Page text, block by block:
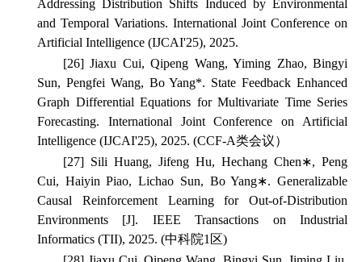
Addressing Distribution Shifts Induced by Environmental
and Temporal Variations. International Joint Conference on
Artificial Intelligence (IJCAI'25), 2025.
[26] Jiaxu Cui, Qipeng Wang, Yiming Zhao, Bingyi
Sun, Pengfei Wang, Bo Yang*. State Feedback Enhanced
Graph Differential Equations for Multivariate Time Series
Forecasting. International Joint Conference on Artificial
Intelligence (IJCAI'25), 2025. (CCF-A类会议）
[27] Sili Huang, Jifeng Hu, Hechang Chen∗, Peng
Cui, Haiyin Piao, Lichao Sun, Bo Yang∗. Generalizable
Causal Reinforcement Learning for Out-of-Distribution
Environments [J]. IEEE Transactions on Industrial
Informatics (TII), 2025. (中科院1区)